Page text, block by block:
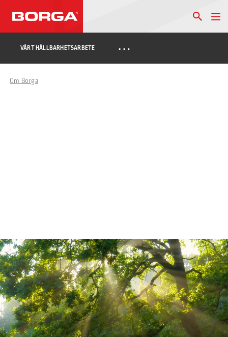
VÅRT HÅLLBARHETSARBETE …
Om Borga
VÅR SYN PÅ HÅLLBARHET
På Borga strävar vi efter att förena kvalitet och ansvar.
Genom att fokusera på hållbara lösningar i alla delar av
vår verksamhet arbetar vi för att minska vår
miljöpåverkan och samtidigt skapa långsiktigt värde för